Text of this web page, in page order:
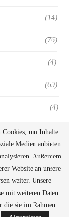
(14)
(76)
(4)
(69)
(4)
byPenciDesign
Cookies, um Inhalte
Medien anbieten
Außerdem
Website an unsere
weiter. Unsere
mit weiteren Daten
die sie im Rahmen